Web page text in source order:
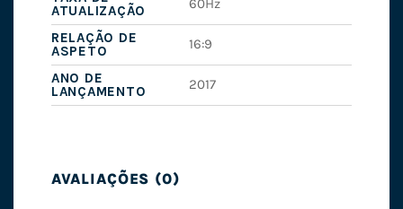
ATUALIZAÇÃO
60Hz
RELAÇÃO DE
ASPETO
16:9
ANO DE
LANÇAMENTO
2017
AVALIAÇÕES (0)